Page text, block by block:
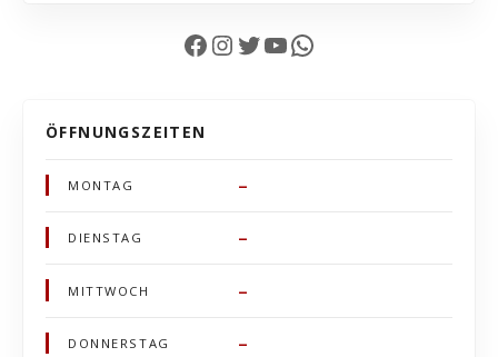
Facebook InstagramTwitter YouTube WhatsApp
ÖFFNUNGSZEITEN
MONTAG –
DIENSTAG –
MITTWOCH –
DONNERSTAG –